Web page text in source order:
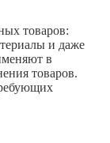
товаров:
и даже
в
товаров.